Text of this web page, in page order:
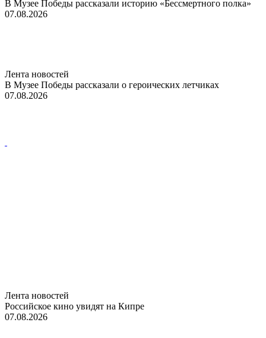
В Музее Победы рассказали историю «Бессмертного полка»
07.08.2026
Лента новостей
В Музее Победы рассказали о героических летчиках
07.08.2026
Лента новостей
Российское кино увидят на Кипре
07.08.2026